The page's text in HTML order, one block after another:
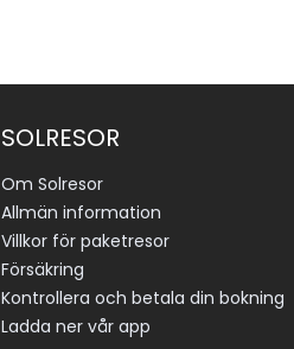
SOLRESOR
Om Solresor
Allmän information
Villkor för paketresor
Försäkring
Kontrollera och betala din bokning
Ladda ner vår app